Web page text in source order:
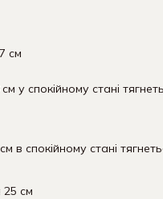
см
у спокійному стані
в спокійному стані
см